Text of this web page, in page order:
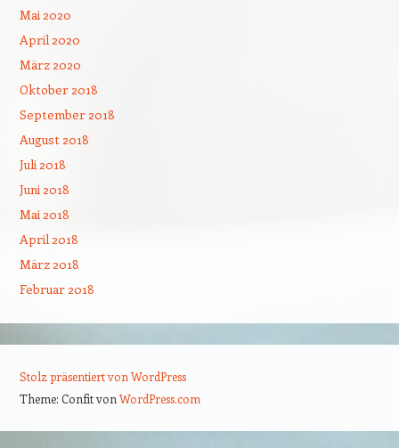
Mai 2020
April 2020
März 2020
Oktober 2018
September 2018
August 2018
Juli 2018
Juni 2018
Mai 2018
April 2018
März 2018
Februar 2018
Stolz präsentiert von WordPress
Theme: Confit von WordPress.com